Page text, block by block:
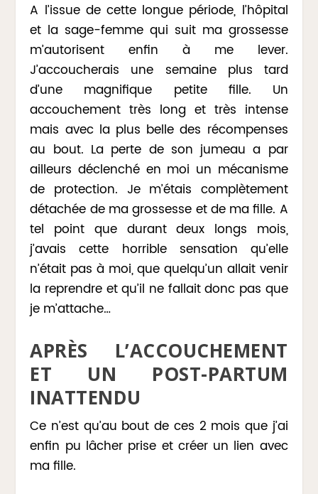
A l’issue de cette longue période, l’hôpital
et la sage-femme qui suit ma grossesse
m’autorisent enfin à me lever.
J’accoucherais une semaine plus tard
d’une magnifique petite fille. Un
accouchement très long et très intense
mais avec la plus belle des récompenses
au bout. La perte de son jumeau a par
ailleurs déclenché en moi un mécanisme
de protection. Je m’étais complètement
détachée de ma grossesse et de ma fille. A
tel point que durant deux longs mois,
j’avais cette horrible sensation qu’elle
n’était pas à moi, que quelqu’un allait venir
la reprendre et qu’il ne fallait donc pas que
je m’attache…
APRÈS L’ACCOUCHEMENT
ET UN POST-PARTUM
INATTENDU
Ce n’est qu’au bout de ces 2 mois que j’ai
enfin pu lâcher prise et créer un lien avec
ma fille.